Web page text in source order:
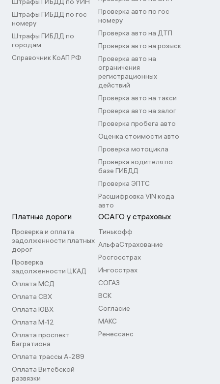
Штрафы ГИБДД по гос
номеру
Штрафы ГИБДД по
городам
Справочник КоАП РФ
Проверка авто по гос
номеру
Проверка авто на ДТП
Проверка авто на розыск
Проверка авто на
ограничения
регистрационных
действий
Проверка авто на такси
Проверка авто на залог
Проверка пробега авто
Оценка стоимости авто
Проверка мотоцикла
Проверка водителя по
базе ГИБДД
Проверка ЭПТС
Расшифровка VIN кода
авто
Платные дороги
Проверка и оплата
задолженности платных
дорог
Проверка
задолженности ЦКАД
Оплата МСД
Оплата СВХ
Оплата ЮВХ
Оплата М-12
Оплата проспект
Багратиона
Оплата трассы А-289
Оплата Витебской
развязки
ОСАГО у страховых
Тинькофф
АльфаСтрахование
Росгосстрах
Ингосстрах
СОГАЗ
ВСК
Согласие
МАКС
Ренессанс